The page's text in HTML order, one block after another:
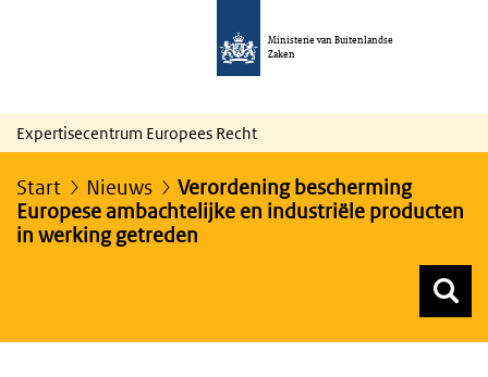
Ministerie van Buitenlandse
Zaken
Expertisecentrum Europees Recht
Start Nieuws
Verordening bescherming
Europese ambachtelijke en industriële producten
in werking getreden